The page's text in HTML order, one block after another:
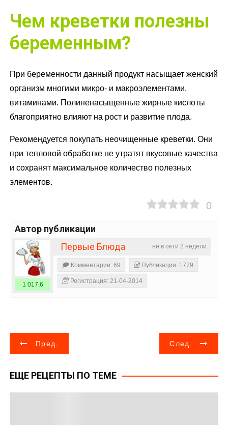
Чем креветки полезны
беременным?
При беременности данный продукт насыщает женский
организм многими микро- и макроэлементами,
витаминами. Полиненасыщенные жирные кислоты
благоприятно влияют на рост и развитие плода.
Рекомендуется покупать неочищенные креветки. Они
при тепловой обработке не утратят вкусовые качества
и сохранят максимальное количество полезных
элементов.
0
Автор публикации
не в сети 2 недели
Первые Блюда
1 017,6
Комментарии: 69 Публикации: 1779
Регистрация: 21-04-2014
Н
в
Пред. След.
ЕЩЕ РЕЦЕПТЫ ПО ТЕМЕ